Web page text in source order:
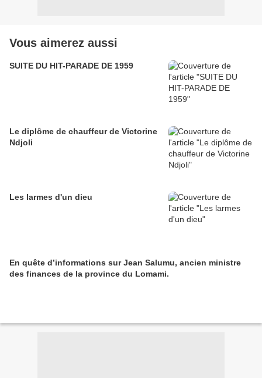
Vous aimerez aussi
SUITE DU HIT-PARADE DE 1959
Le diplôme de chauffeur de Victorine
Ndjoli
Les larmes d'un dieu
En quête d’informations sur Jean Salumu, ancien ministre
des finances de la province du Lomami.